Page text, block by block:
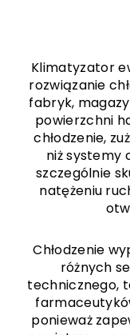
Klimatyzator
rozwiązanie
fabryk,
powierzchni
chłodzenie,
niż systemy
szczególnie
natężeniu
Chłodzenie
różnych
technicznego,
ponieważ